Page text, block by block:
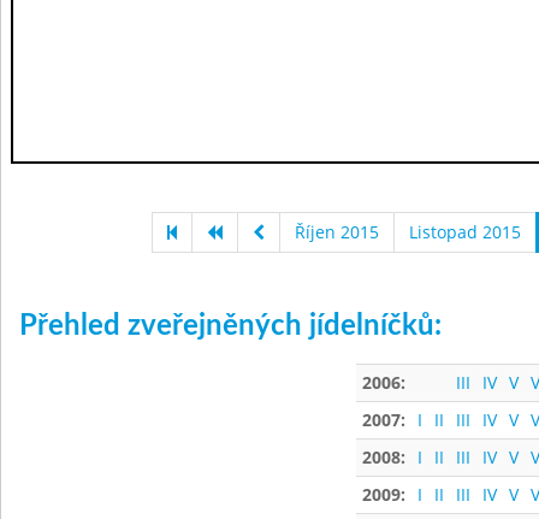
Říjen 2015 Listopad 2015
Přehled zveřejněných jídelníčků:
2006: III IV V
2007:
I II III IV V
2008:
I II III IV V
2009:
I II III IV V